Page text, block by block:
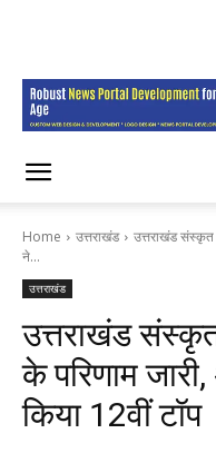
Home उत्तराखंड
उत्तराखंड संस्कृत
ने...
उत्तराखंड
उत्तराखंड संस्कृत
के परिणाम
किया 12वीं टॉप